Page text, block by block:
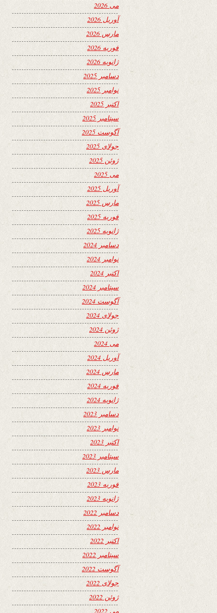
می 2026
آوریل 2026
مارس 2026
فوریه 2026
ژانویه 2026
دسامبر 2025
نوامبر 2025
اکتبر 2025
سپتامبر 2025
آگوست 2025
جولای 2025
ژوئن 2025
می 2025
آوریل 2025
مارس 2025
فوریه 2025
ژانویه 2025
دسامبر 2024
نوامبر 2024
اکتبر 2024
سپتامبر 2024
آگوست 2024
جولای 2024
ژوئن 2024
می 2024
آوریل 2024
مارس 2024
فوریه 2024
ژانویه 2024
دسامبر 2023
نوامبر 2023
اکتبر 2023
سپتامبر 2023
مارس 2023
فوریه 2023
ژانویه 2023
دسامبر 2022
نوامبر 2022
اکتبر 2022
سپتامبر 2022
آگوست 2022
جولای 2022
ژوئن 2022
می 2022